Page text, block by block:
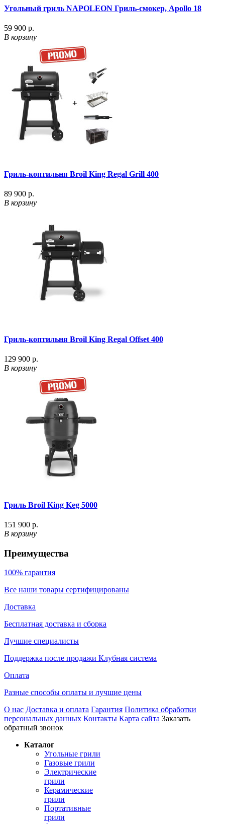
Угольный гриль NAPOLEON Гриль-смокер, Apollo 18
59 900 р.
В корзину
Гриль-коптильня Broil King Regal Grill 400
89 900 р.
В корзину
Гриль-коптильня Broil King Regal Offset 400
129 900 р.
В корзину
Гриль Broil King Keg 5000
151 900 р.
В корзину
Преимущества
100% гарантия
Все наши товары сертифицированы
Доставка
Бесплатная доставка и сборка
Лучшие специалисты
Поддержка после продажи Клубная система
Оплата
Разные способы оплаты и лучшие цены
О нас Доставка и оплата Гарантия Политика обработки
персональных данных Контакты Карта сайта Заказать
обратный звонок
Каталог
Угольные грили
Газовые грили
Электрические
грили
Керамические
грили
Портативные
грили